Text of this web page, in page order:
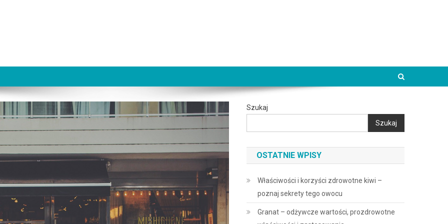
Szukaj
Szukaj
OSTATNIE WPISY
Właściwości i korzyści zdrowotne kiwi –
poznaj sekrety tego owocu
Granat – odżywcze wartości, prozdrowotne